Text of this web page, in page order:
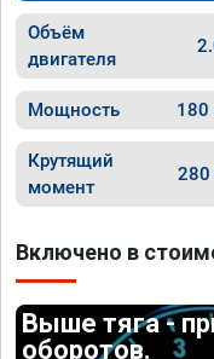
Объём
двигателя
Мощность 180
Крутящий
момент
Включено в
Выше тяга -
оборотов.